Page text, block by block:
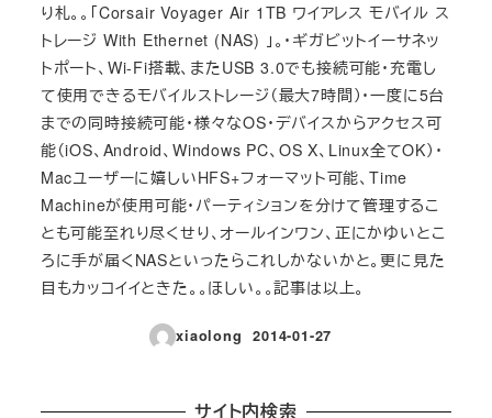
り札。。「Corsair Voyager Air 1TB ワイアレス モバイル ス
トレージ With Ethernet (NAS) 」。・ギガビットイーサネッ
トポート、Wi-Fi搭載、またUSB 3.0でも接続可能・充電し
て使用できるモバイルストレージ（最大7時間）・一度に5台
までの同時接続可能・様々なOS・デバイスからアクセス可
能（iOS、Android、Windows PC、OS X、Linux全てOK）・
Macユーザーに嬉しいHFS+フォーマット可能、Time
Machineが使用可能・パーティションを分けて管理するこ
とも可能至れり尽くせり、オールインワン、正にかゆいとこ
ろに手が届くNASといったらこれしかないかと。更に見た
目もカッコイイときた。。ほしい。。記事は以上。
xiaolong
投稿日
2014-01-27
サイト内検索